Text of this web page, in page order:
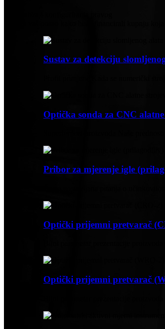
Sustav za detekciju
Optička sonda za CNC
Pribor za mjerenje igle
Često postavljana pitanja o
Optički prijemni pretvarač
Optički prijemni pretvarač